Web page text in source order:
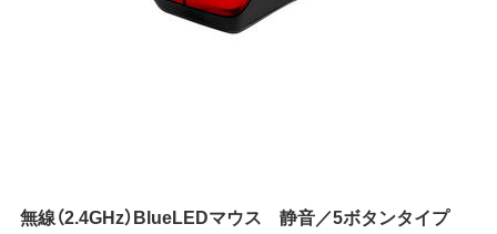
無線（2.4GHz）BlueLEDマウス 静音／5ボタンタイプ